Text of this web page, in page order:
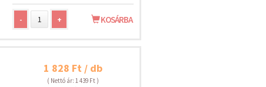
- + KOSÁRBA
1 828 Ft / db
( Nettó ár: 1 439 Ft )